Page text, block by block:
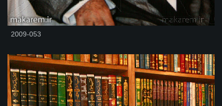
2009-053